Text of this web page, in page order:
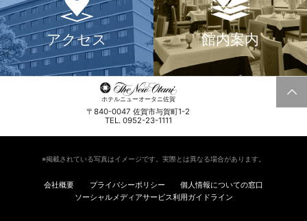
アクセス 館内案内
ホテルニューオータニ佐賀
〒840-0047 佐賀市与賀町1-2
TEL. 0952-23-1111
※掲載されている写真はイメージです。実際とは異なる場合があります。
会社概要 プライバシーポリシー
個人情報についての窓口
ソーシャルメディアサービス利用ガイドライン